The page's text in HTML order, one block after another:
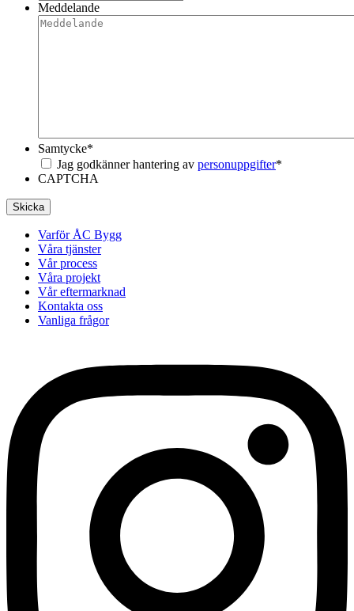
Meddelande
Samtycke*
Jag godkänner hantering av personuppgifter*
CAPTCHA
Skicka
Varför ÅC Bygg
Våra tjänster
Vår process
Våra projekt
Vår eftermarknad
Kontakta oss
Vanliga frågor